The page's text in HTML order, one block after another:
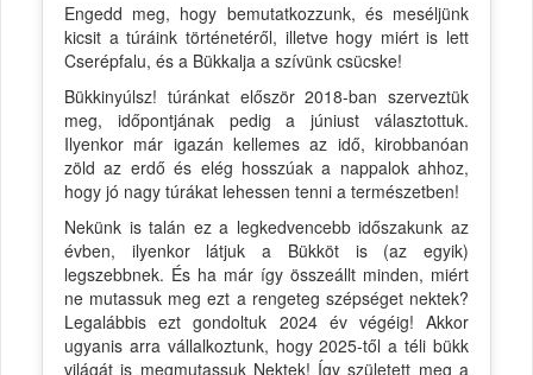
Engedd meg, hogy bemutatkozzunk, és meséljünk
kicsit a túráink történetéről, illetve hogy miért is lett
Cserépfalu, és a Bükkalja a szívünk csücske!
Bükkinyúlsz! túránkat először 2018-ban szerveztük
meg, időpontjának pedig a júniust választottuk.
Ilyenkor már igazán kellemes az idő, kirobbanóan
zöld az erdő és elég hosszúak a nappalok ahhoz,
hogy jó nagy túrákat lehessen tenni a természetben!
Nekünk is talán ez a legkedvencebb időszakunk az
évben, ilyenkor látjuk a Bükköt is (az egyik)
legszebbnek. És ha már így összeállt minden, miért
ne mutassuk meg ezt a rengeteg szépséget nektek?
Legalábbis ezt gondoltuk 2024 év végéig! Akkor
ugyanis arra vállalkoztunk, hogy 2025-től a téli bükk
világát is megmutassuk Nektek! Így született meg a